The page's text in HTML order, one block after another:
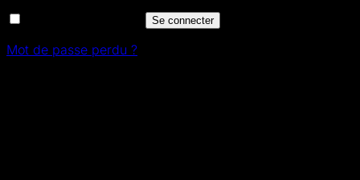
Se connecter
Mot de passe perdu ?